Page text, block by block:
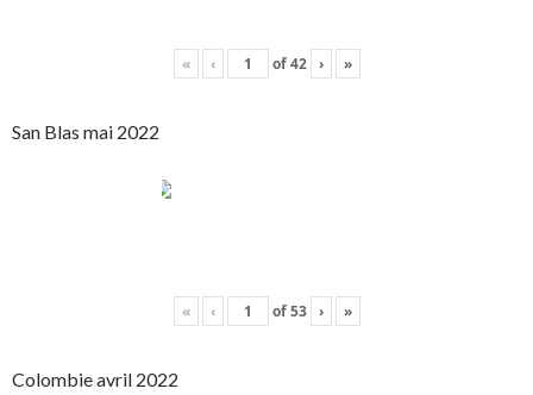
« ‹ of42 › »
San Blas mai 2022
« ‹ of53 › »
Colombie avril 2022